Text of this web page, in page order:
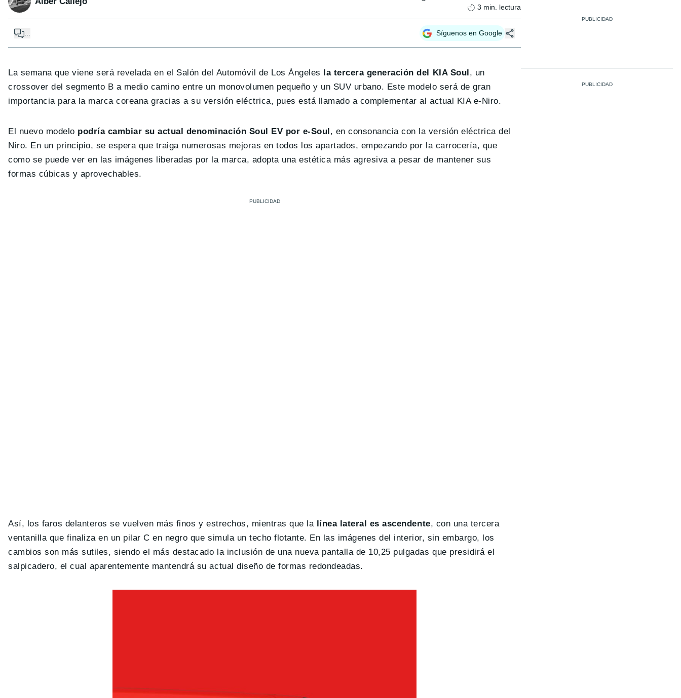
3 min. lectura
... Síguenos en Google
La semana que viene será revelada en el Salón del Automóvil de Los Ángeles la tercera generación del KIA Soul , un
crossover del segmento B a medio camino entre un monovolumen pequeño y un SUV urbano. Este modelo será de gran
importancia para la marca coreana gracias a su versión eléctrica, pues está llamado a complementar al actual KIA e-Niro.
El nuevo modelo podría cambiar su actual denominación Soul EV por e-Soul , en consonancia con la versión eléctrica del
Niro. En un principio, se espera que traiga numerosas mejoras en todos los apartados, empezando por la carrocería, que
como se puede ver en las imágenes liberadas por la marca, adopta una estética más agresiva a pesar de mantener sus
formas cúbicas y aprovechables.
Así, los faros delanteros se vuelven más finos y estrechos, mientras que lalínea lateral es ascendente, con una tercera
ventanilla que finaliza en un pilar C en negro que simula un techo flotante. En las imágenes del interior, sin embargo, los
cambios son más sutiles, siendo el más destacado la inclusión de una nueva pantalla de 10,25 pulgadas que presidirá el
salpicadero, el cual aparentemente mantendrá su actual diseño de formas redondeadas.